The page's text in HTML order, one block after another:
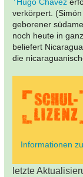
Hugo Chávez
verkörpert.
geborener
noch heute in
beliefert
die
Informationen
letzte